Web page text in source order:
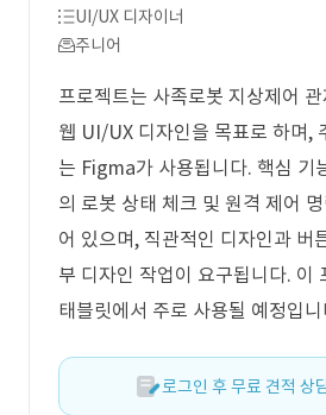
UI/UX 디자이너
주니어
프로젝트는 사족로봇 지상제어
웹 UI/UX 디자인을 목표로 하며,
는 Figma가 사용됩니다. 핵심 기
의 로봇 상태 체크 및 원격 제어
어 있으며, 직관적인 디자인과 버
부 디자인 작업이 요구됩니다. 이
태블릿에서 주로 사용될 예정입니
로그인 후 무료 견적 상